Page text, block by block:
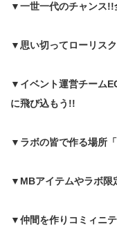
▼一世一代のチャンス!!
▼思い切ってローリス
▼イベント運営チーム
に飛び込もう!!
▼ラボの皆で作る場所
▼MBアイテムやラボ限
▼仲間を作りコミィニ